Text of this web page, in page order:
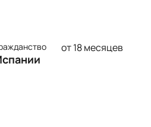
от 18 месяцев